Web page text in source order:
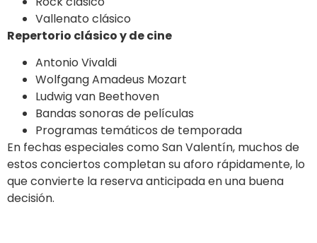
Vallenato clásico
Repertorio clásico y de cine
Antonio Vivaldi
Wolfgang Amadeus Mozart
Ludwig van Beethoven
Bandas sonoras de películas
Programas temáticos de temporada
En fechas especiales como San Valentín, muchos de
estos conciertos completan su aforo rápidamente, lo
que convierte la reserva anticipada en una buena
decisión.